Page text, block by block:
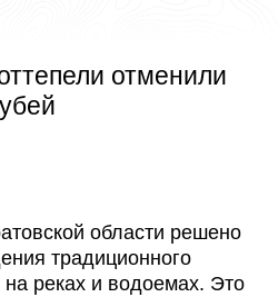
отменили
области решено
традиционного
реках и водоемах. Это